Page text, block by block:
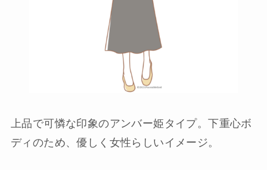
上品で可憐な印象のアンバー姫タイプ。下重心ボ
ディのため、優しく女性らしいイメージ。